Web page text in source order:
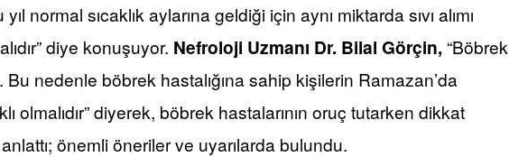
normal sıcaklık aylarına geldiği için aynı miktarda sıvı alımı
diye konuşuyor. Nefroloji Uzmanı Dr. Bilal Görçin, “Böbrek
Bu nedenle böbrek hastalığına sahip kişilerin Ramazan’da
olmalıdır” diyerek, böbrek hastalarının oruç tutarken dikkat
önemli öneriler ve uyarılarda bulundu.